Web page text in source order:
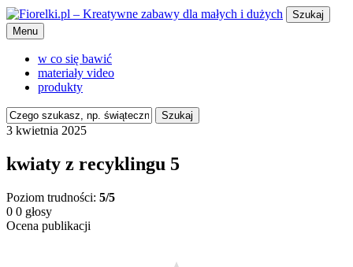
Szukaj
Menu
w co się bawić
materiały video
produkty
Szukaj
3 kwietnia 2025
kwiaty z recyklingu 5
Poziom trudności: 5/5
0 0 głosy
Ocena publikacji